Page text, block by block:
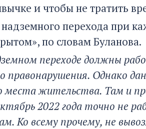
и чтобы не тратить
перехода при
по словам Буланова.
переходе должны
правонарушения. Однако
места жительства. Там и
2022 года точно не
Ко всему прочему, не